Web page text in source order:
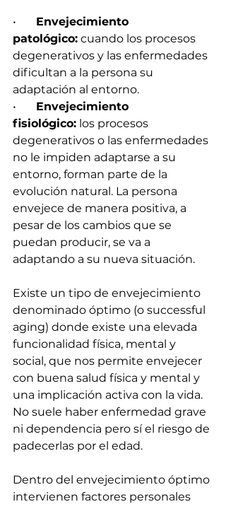
• Envejecimiento
patológico: cuando los procesos
degenerativos y las enfermedades
dificultan a la persona su
adaptación al entorno.
• Envejecimiento
fisiológico: los procesos
degenerativos o las enfermedades
no le impiden adaptarse a su
entorno, forman parte de la
evolución natural. La persona
envejece de manera positiva, a
pesar de los cambios que se
puedan producir, se va a
adaptando a su nueva situación.
Existe un tipo de envejecimiento
denominado óptimo (o successful
aging) donde existe una elevada
funcionalidad física, mental y
social, que nos permite envejecer
con buena salud física y mental y
una implicación activa con la vida.
No suele haber enfermedad grave
ni dependencia pero sí el riesgo de
padecerlas por el edad.
Dentro del envejecimiento óptimo
intervienen factores personales